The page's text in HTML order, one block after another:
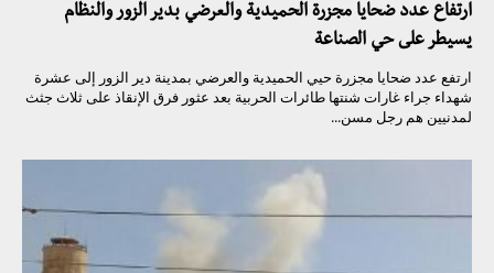
ارتفاع عدد ضحايا مجزرة الحميدية والعرضي بدير الزور والنظام
يسيطر على حي الصناعة
ارتفع عدد ضحايا مجزرة حيي الحميدية والعرضي بمدينة دير الزور إلى عشرة
شهداء جراء غارات شنتها طائرات الحربية بعد عثور فرق الإنقاذ على ثلاث جثث
لمدنيين هم رجل مسن...